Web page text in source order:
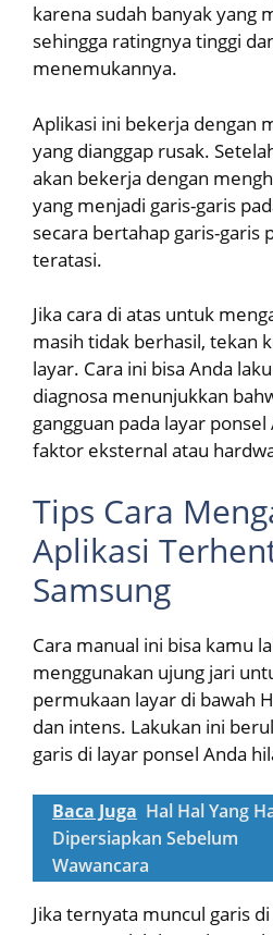
karena sudah banyak yang
sehingga ratingnya tinggi
menemukannya.
Aplikasi ini bekerja dengan
yang dianggap rusak.
akan bekerja dengan
yang menjadi garis-garis
secara bertahap garis-garis
teratasi.
Jika cara di atas untuk
masih tidak berhasil, tekan
layar. Cara ini bisa Anda
diagnosa menunjukkan
gangguan pada layar
faktor eksternal atau
Tips Cara
Aplikasi
Samsung
Cara manual ini bisa kamu
menggunakan ujung jari
permukaan layar di bawah
dan intens. Lakukan ini
garis di layar ponsel Anda
Baca Juga Hal Hal Yang
Dipersiapkan Sebelum
Wawancara
Jika ternyata muncul garis